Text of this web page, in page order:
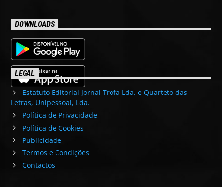
DOWNLOADS
LEGAL
Estatuto Editorial Jornal Trofa Lda. e Quarteto das
Letras, Unipessoal, Lda.
Política de Privacidade
Política de Cookies
Publicidade
Termos e Condições
Contactos